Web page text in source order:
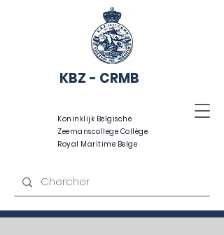
KBZ - CRMB
Koninklijk Belgische
Zeemanscollege Collège
Royal Maritime Belge